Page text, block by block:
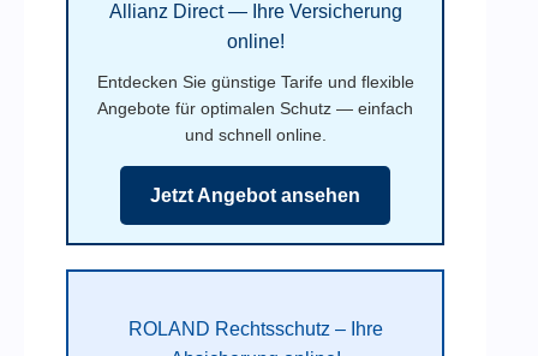
Allianz Direct — Ihre Versicherung
online!
Entdecken Sie günstige Tarife und flexible
Angebote für optimalen Schutz — einfach
und schnell online.
Jetzt Angebot ansehen
ROLAND Rechtsschutz – Ihre